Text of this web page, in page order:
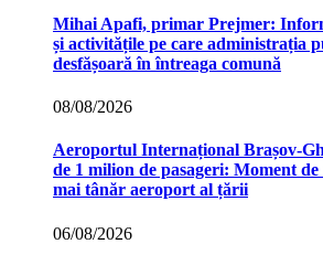
Mihai Apafi, primar Prejmer:
și activitățile pe care administrația
desfășoară în întreaga comună
08/08/2026
Aeroportul Internațional
de 1 milion de pasageri: Moment
mai tânăr aeroport al țării
06/08/2026